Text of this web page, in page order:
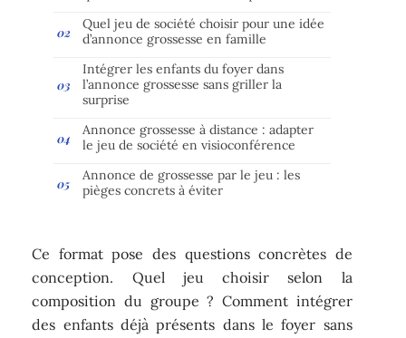
Quel jeu de société choisir pour une idée
d’annonce grossesse en famille
Intégrer les enfants du foyer dans
l’annonce grossesse sans griller la
surprise
Annonce grossesse à distance : adapter
le jeu de société en visioconférence
Annonce de grossesse par le jeu : les
pièges concrets à éviter
Ce format pose des questions concrètes de
conception. Quel jeu choisir selon la
composition du groupe ? Comment intégrer
des enfants déjà présents dans le foyer sans